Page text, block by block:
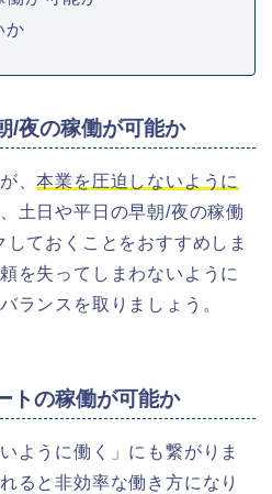
か
/夜の稼働が可能か
、本業を圧迫しないように
土日や平日の早朝/夜の稼働
ておくことをおすすめしま
を失ってしまわないように
ランスを取りましょう。
トの稼働が可能か
ように働く」にも繋がりま
ると非効率な働き方になり